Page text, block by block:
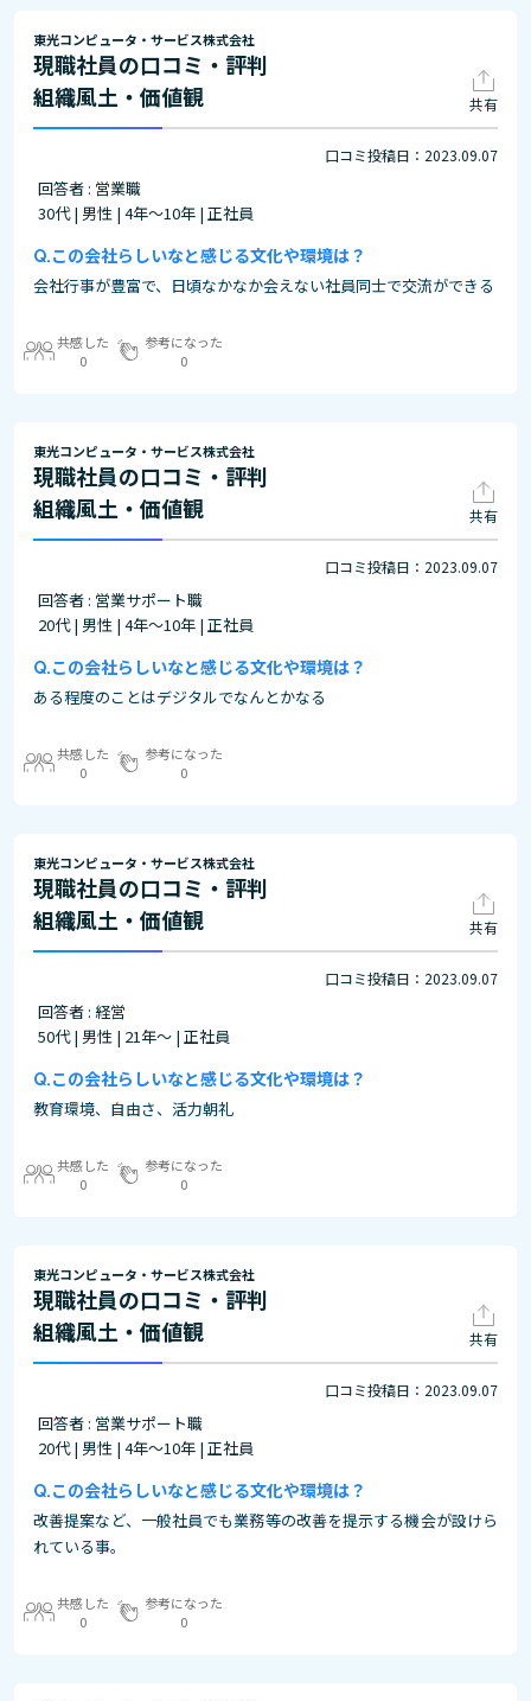
東光コンピュータ・サービス株式会社
現職社員の口コミ・評判
組織風土・価値観
共有
口コミ投稿日：2023.09.07
回答者 : 営業職
30代 | 男性 | 4年～10年 | 正社員
この会社らしいなと感じる文化や環境は？
会社行事が豊富で、日頃なかなか会えない社員同士で交流ができる
共感した
0
参考になった
0
東光コンピュータ・サービス株式会社
現職社員の口コミ・評判
組織風土・価値観
共有
口コミ投稿日：2023.09.07
回答者 : 営業サポート職
20代 | 男性 | 4年～10年 | 正社員
この会社らしいなと感じる文化や環境は？
ある程度のことはデジタルでなんとかなる
共感した
0
参考になった
0
東光コンピュータ・サービス株式会社
現職社員の口コミ・評判
組織風土・価値観
共有
口コミ投稿日：2023.09.07
回答者 : 経営
50代 | 男性 | 21年～ | 正社員
この会社らしいなと感じる文化や環境は？
教育環境、自由さ、活力朝礼
共感した
0
参考になった
0
東光コンピュータ・サービス株式会社
現職社員の口コミ・評判
組織風土・価値観
共有
口コミ投稿日：2023.09.07
回答者 : 営業サポート職
20代 | 男性 | 4年～10年 | 正社員
この会社らしいなと感じる文化や環境は？
改善提案など、一般社員でも業務等の改善を提示する機会が設けら
れている事。
共感した
0
参考になった
0